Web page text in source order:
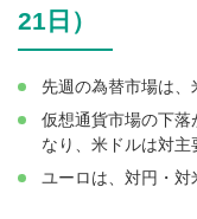
21日）
先週の為替市場は、
仮想通貨市場の下落
なり、米ドルは対主
ユーロは、対円・対